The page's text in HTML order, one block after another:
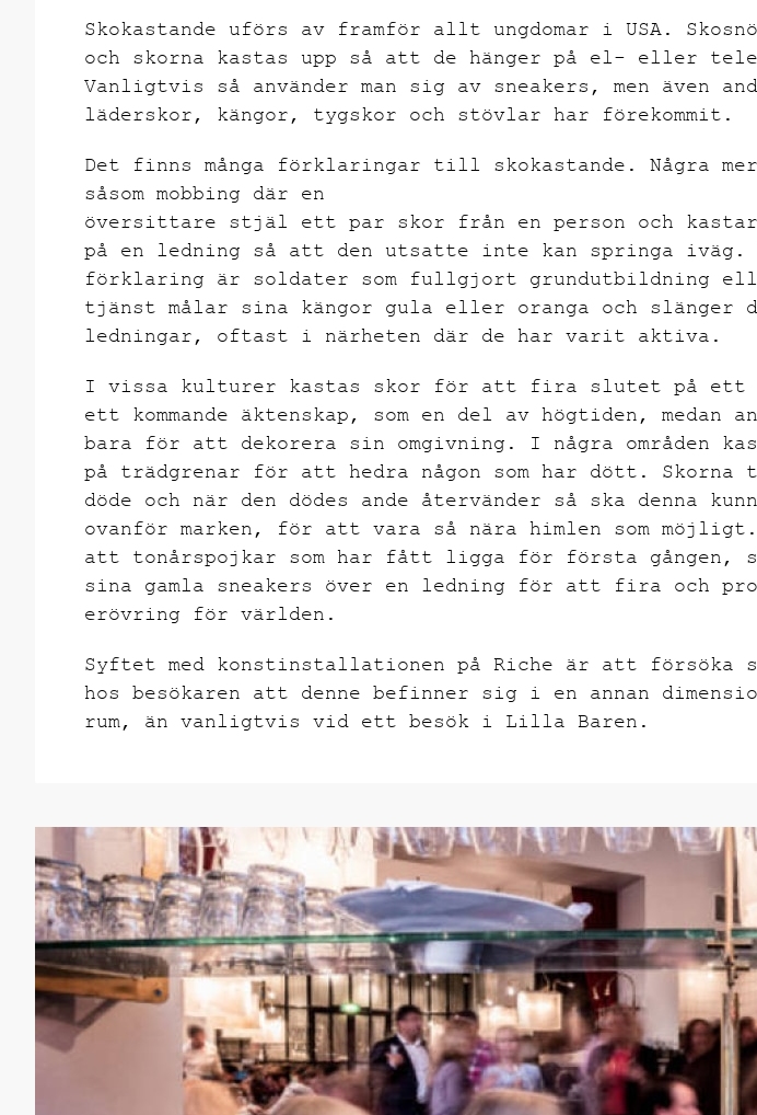
Skokastande uförs av framför allt ungdomar i USA.
och skorna kastas upp så att de hänger på el- eller
Vanligtvis så använder man sig av sneakers, men även
läderskor, kängor, tygskor och stövlar har förekommit.
Det finns många förklaringar till skokastande. Några
såsom mobbing där en
översittare stjäl ett par skor från en person och kastar
på en ledning så att den utsatte inte kan springa iväg.
förklaring är soldater som fullgjort grundutbildning
tjänst målar sina kängor gula eller oranga och slänger
ledningar, oftast i närheten där de har varit aktiva.
I vissa kulturer kastas skor för att fira slutet på ett
ett kommande äktenskap, som en del av högtiden, medan
bara för att dekorera sin omgivning. I några områden
på trädgrenar för att hedra någon som har dött.
döde och när den dödes ande återvänder så ska denna
ovanför marken, för att vara så nära himlen som
att tonårspojkar som har fått ligga för första gången,
sina gamla sneakers över en ledning för att fira och
erövring för världen.
Syftet med konstinstallationen på Riche är att försöka
hos besökaren att denne befinner sig i en annan
rum, än vanligtvis vid ett besök i Lilla Baren.